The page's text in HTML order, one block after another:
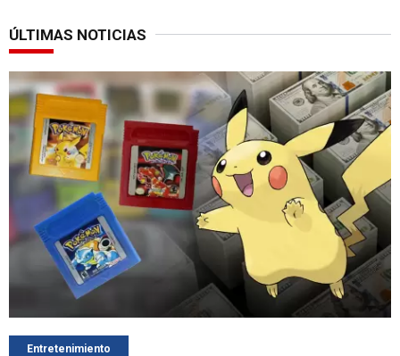
ÚLTIMAS NOTICIAS
Entretenimiento